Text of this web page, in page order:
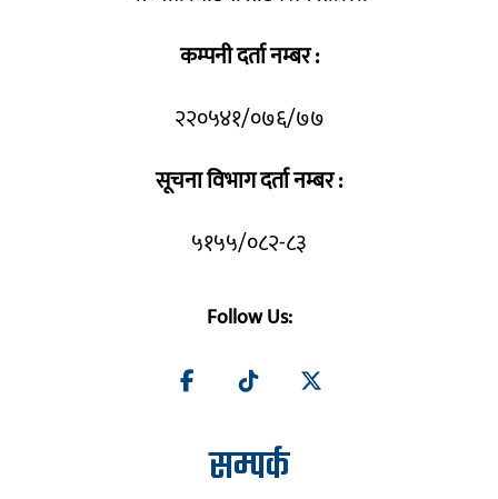
कम्पनी दर्ता नम्बर :
२२०५४१/०७६/७७
सूचना विभाग दर्ता नम्बर :
५१५५/०८२-८३
Follow Us:
सम्पर्क